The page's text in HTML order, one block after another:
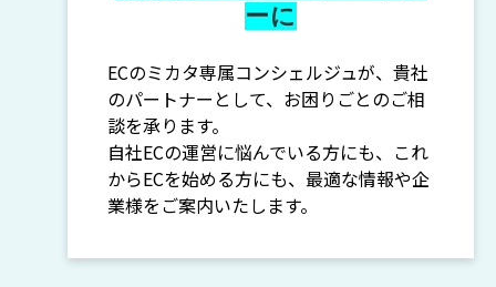
ーに
ECのミカタ専属コンシェルジュが、貴社
のパートナーとして、お困りごとのご相
談を承ります。
自社ECの運営に悩んでいる方にも、これ
からECを始める方にも、最適な情報や企
業様をご案内いたします。